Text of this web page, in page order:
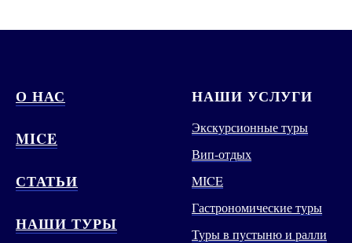
О НАС
MICE
СТАТЬИ
НАШИ ТУРЫ
НАШИ УСЛУГИ
Экскурсионные туры
Вип-отдых
MICE
Гастрономические туры
Туры в пустыню и ралли